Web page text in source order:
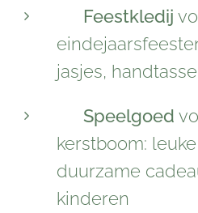
Feestkledij
jasjes,
Speelgoed
kerstboom:
duurzame
kinderen